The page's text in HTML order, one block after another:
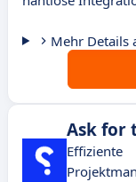
Mehr Details
Ask for
Effiziente